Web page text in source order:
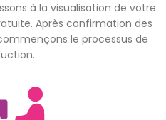
à la visualisation de votre
Après confirmation des
le processus de